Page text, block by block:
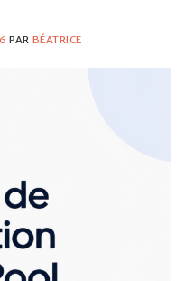
PAR BÉATRICE